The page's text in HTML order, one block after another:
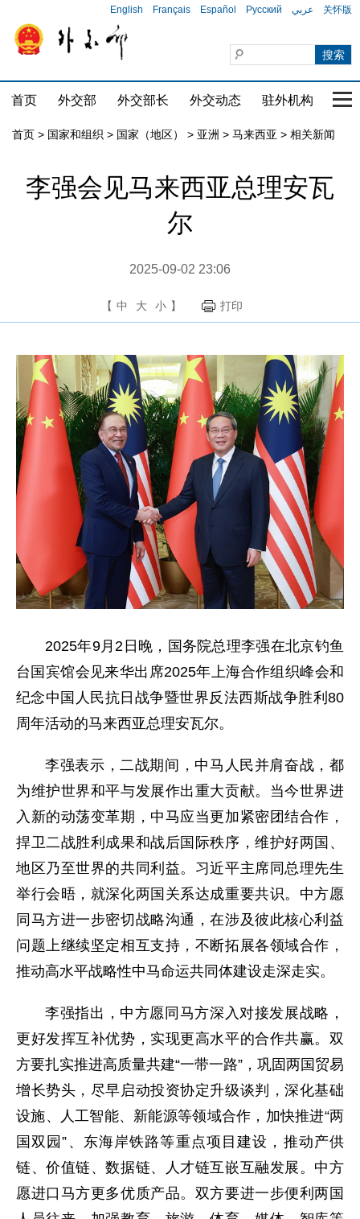
English Français Español Русский عربي 关怀版
首页 外交部 外交部长 外交动态 驻外机构 国
首页 > 国家和组织 > 国家（地区） > 亚洲 > 马来西亚 > 相关新闻
李强会见马来西亚总理安瓦
尔
2025-09-02 23:06
【 中 大 小 】 打印
2025年9月2日晚，国务院总理李强在北京钓鱼
台国宾馆会见来华出席2025年上海合作组织峰会和
纪念中国人民抗日战争暨世界反法西斯战争胜利80
周年活动的马来西亚总理安瓦尔。
李强表示，二战期间，中马人民并肩奋战，都
为维护世界和平与发展作出重大贡献。当今世界进
入新的动荡变革期，中马应当更加紧密团结合作，
捍卫二战胜利成果和战后国际秩序，维护好两国、
地区乃至世界的共同利益。习近平主席同总理先生
举行会晤，就深化两国关系达成重要共识。中方愿
同马方进一步密切战略沟通，在涉及彼此核心利益
问题上继续坚定相互支持，不断拓展各领域合作，
推动高水平战略性中马命运共同体建设走深走实。
李强指出，中方愿同马方深入对接发展战略，
更好发挥互补优势，实现更高水平的合作共赢。双
方要扎实推进高质量共建“一带一路”，巩固两国贸易
增长势头，尽早启动投资协定升级谈判，深化基础
设施、人工智能、新能源等领域合作，加快推进“两
国双园”、东海岸铁路等重点项目建设，推动产供
链、价值链、数据链、人才链互嵌互融发展。中方
愿进口马方更多优质产品。双方要进一步便利两国